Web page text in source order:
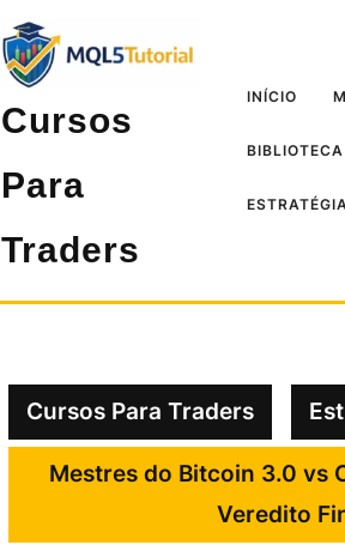
Cursos
Para
Traders
INÍCIO
Cursos Para Traders
Mestres do Bitcoin 3.0 vs
Veredito